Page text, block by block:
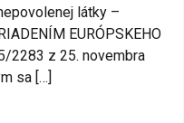
látky –
EURÓPSKEHO
2283 z 25. novembra
sa […]